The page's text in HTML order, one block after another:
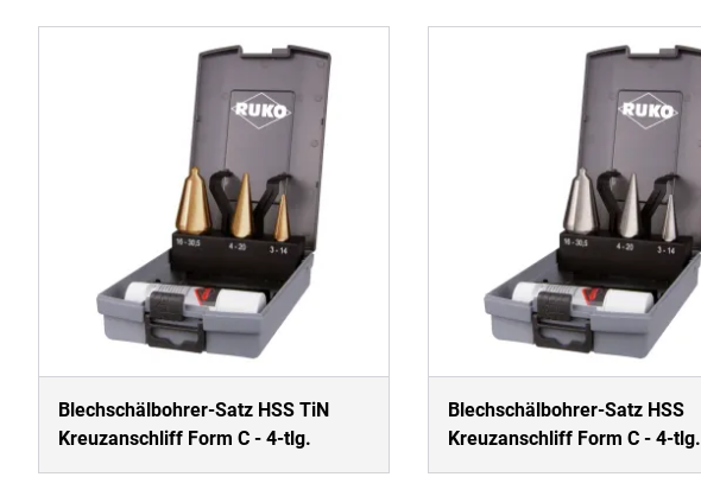
Blechschälbohrer-Satz HSS TiN
Kreuzanschliff Form C - 4-tlg.
Blechschälbohrer-Satz HSS
Kreuzanschliff Form C - 4-tlg.